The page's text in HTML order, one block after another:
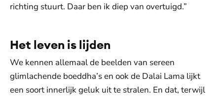
richting stuurt. Daar ben ik diep van overtuigd.”
Het leven is lijden
We kennen allemaal de beelden van sereen
glimlachende boeddha’s en ook de Dalai Lama lijkt
een soort innerlijk geluk uit te stralen. En dat, terwijl